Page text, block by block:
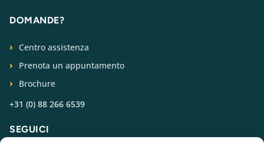
DOMANDE?
Centro assistenza
Prenota un appuntamento
Brochure
+31 (0) 88 266 6539
SEGUICI